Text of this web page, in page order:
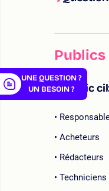
Public
Acheteurs
Rédacteurs
UNE QUESTION ?
UN BESOIN ?